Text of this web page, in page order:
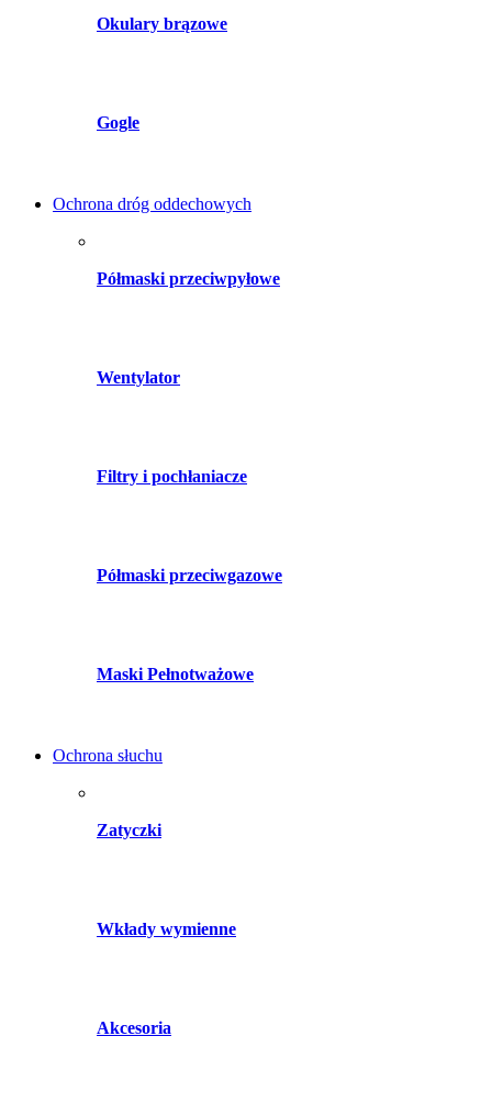
Okulary brązowe
Gogle
Ochrona dróg oddechowych
Półmaski przeciwpyłowe
Wentylator
Filtry i pochłaniacze
Półmaski przeciwgazowe
Maski Pełnotważowe
Ochrona słuchu
Zatyczki
Wkłady wymienne
Akcesoria